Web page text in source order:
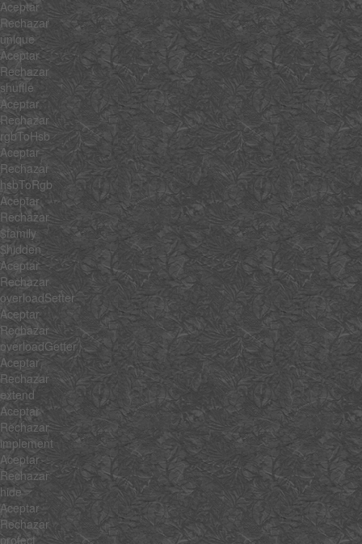
Aceptar
Rechazar
unique
Aceptar
Rechazar
shuffle
Aceptar
Rechazar
rgbToHsb
Aceptar
Rechazar
hsbToRgb
Aceptar
Rechazar
$family
$hidden
Aceptar
Rechazar
overloadSetter
Aceptar
Rechazar
overloadGetter
Aceptar
Rechazar
extend
Aceptar
Rechazar
implement
Aceptar
Rechazar
hide
Aceptar
Rechazar
protect